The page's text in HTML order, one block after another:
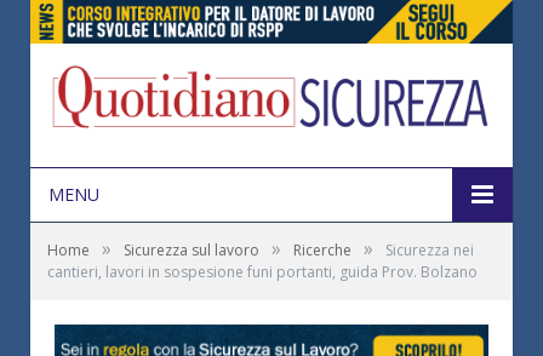
MENU
Home » Sicurezza sul lavoro » Ricerche »
Sicurezza nei
cantieri, lavori in sospesione funi portanti, guida Prov. Bolzano